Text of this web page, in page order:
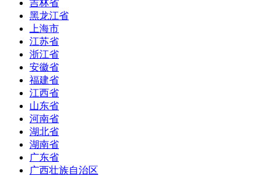
吉林省
黑龙江省
上海市
江苏省
浙江省
安徽省
福建省
江西省
山东省
河南省
湖北省
湖南省
广东省
广西壮族自治区